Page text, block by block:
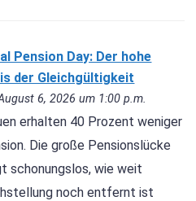
Pension Day: Der hohe
der Gleichgültigkeit
6, 2026 um 1:00 p.m.
erhalten 40 Prozent weniger
Die große Pensionslücke
schonungslos, wie weit
noch entfernt ist